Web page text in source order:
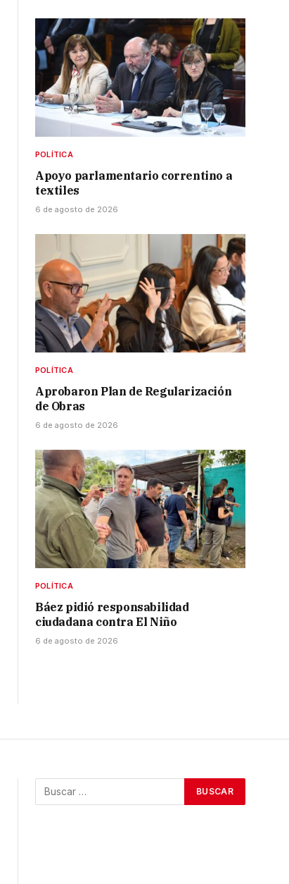
POLÍTICA
Apoyo parlamentario correntino a
textiles
6 de agosto de 2026
POLÍTICA
Aprobaron Plan de Regularización
de Obras
6 de agosto de 2026
POLÍTICA
Báez pidió responsabilidad
ciudadana contra El Niño
6 de agosto de 2026